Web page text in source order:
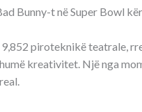
Bunny-t në Super Bowl
piroteknikë teatrale,
kreativitet. Një nga